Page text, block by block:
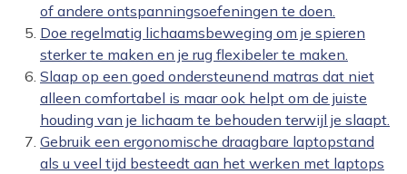
of andere ontspanningsoefeningen te doen.
Doe regelmatig lichaamsbeweging om je spieren
sterker te maken en je rug flexibeler te maken.
Slaap op een goed ondersteunend matras dat niet
alleen comfortabel is maar ook helpt om de juiste
houding van je lichaam te behouden terwijl je slaapt.
Gebruik een ergonomische draagbare laptopstand
als u veel tijd besteedt aan het werken met laptops